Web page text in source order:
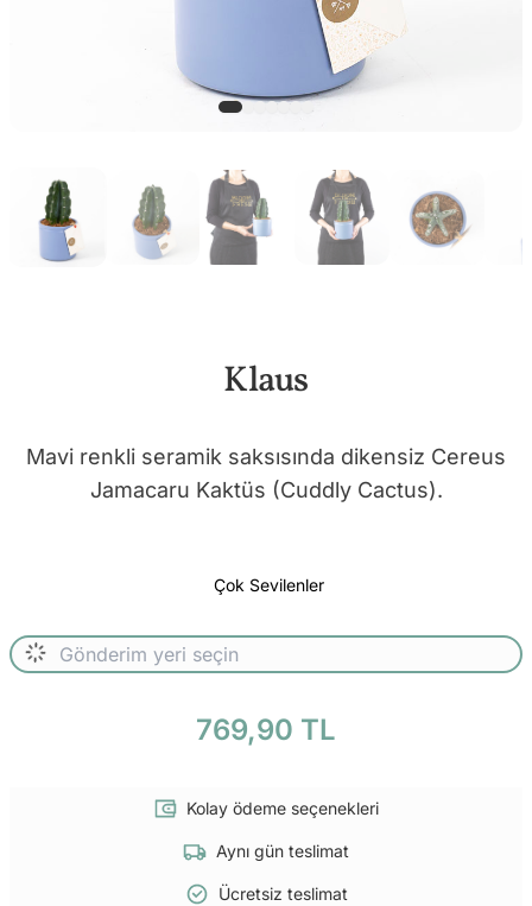
Klaus
Mavi renkli seramik saksısında dikensiz Cereus
Jamacaru Kaktüs (Cuddly Cactus).
Çok Sevilenler
769,90 TL
Kolay ödeme seçenekleri
Aynı gün teslimat
Ücretsiz teslimat